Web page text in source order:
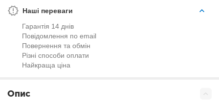
Наші переваги
Гарантія 14 днів
Повідомлення по email
Повернення та обмін
Різні способи оплати
Найкраща ціна
Опис